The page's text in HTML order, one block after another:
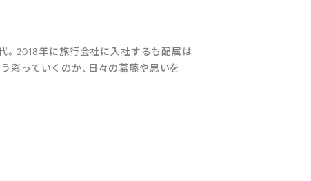
。2018年に旅行会社に入社するも配属は
彩っていくのか、日々の葛藤や思いを